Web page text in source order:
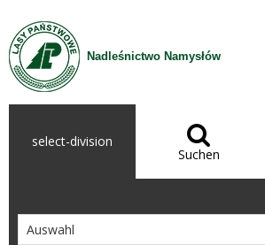
Zum Inhalt wechseln
Nadleśnictwo Namysłów
select-division 
Suchen